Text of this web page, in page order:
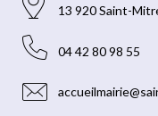
13 920 Saint-
04 42 80 98 55